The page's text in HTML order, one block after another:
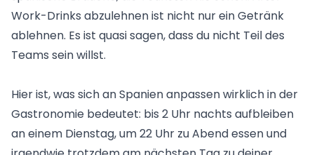
Work-Drinks abzulehnen ist nicht nur ein Getränk
ablehnen. Es ist quasi sagen, dass du nicht Teil des
Teams sein willst.
Hier ist, was sich an Spanien anpassen wirklich in der
Gastronomie bedeutet: bis 2 Uhr nachts aufbleiben
an einem Dienstag, um 22 Uhr zu Abend essen und